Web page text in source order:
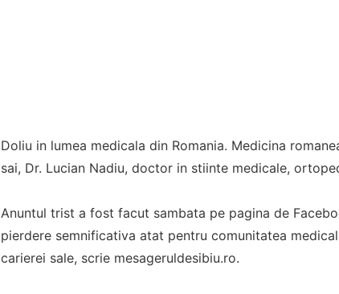
Doliu in lumea medicala din Romania. Medicina
sai, Dr. Lucian Nadiu, doctor in stiinte medicale,
Anuntul trist a fost facut sambata pe pagina de
pierdere semnificativa atat pentru comunitatea
carierei sale, scrie mesageruldesibiu.ro.